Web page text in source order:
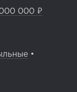
000 ₽
•